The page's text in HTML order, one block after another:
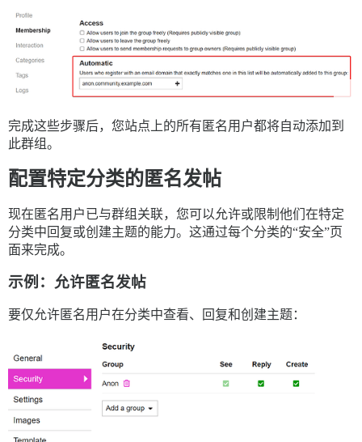
完成这些步骤后，您站点上的所有匿名用户都将自动添加到
此群组。
配置特定分类的匿名发帖
现在匿名用户已与群组关联，您可以允许或限制他们在特定
分类中回复或创建主题的能力。这通过每个分类的“安全”页
面来完成。
示例：允许匿名发帖
要仅允许匿名用户在分类中查看、回复和创建主题：